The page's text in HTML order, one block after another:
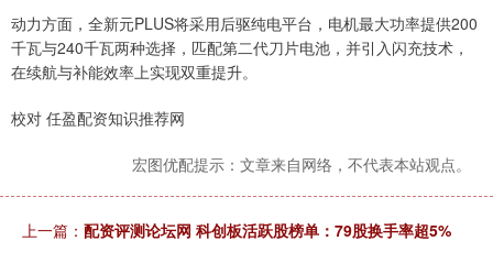
动力方面，全新元PLUS将采用后驱纯电平台，电机最大功率提供200
千瓦与240千瓦两种选择，匹配第二代刀片电池，并引入闪充技术，
在续航与补能效率上实现双重提升。
校对 任盈配资知识推荐网
宏图优配提示：文章来自网络，不代表本站观点。
上一篇： 配资评测论坛网 科创板活跃股榜单：79股换手率超5%